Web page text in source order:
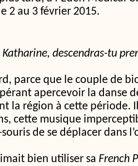
2 au 3 février 2015.
descendras-tu
parce que le couple de
apercevoir la danse
la région à cette période.
cette musique
de se déplacer dans
bien utiliser sa French